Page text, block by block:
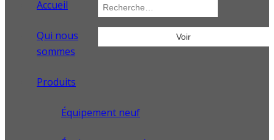
Accueil
Qui nous
sommes
Produits
Équipement neuf